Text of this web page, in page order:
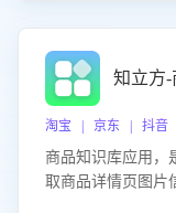
知立方-
淘宝 | 京东 | 抖音
商品知识库应用，
取商品详情页图片